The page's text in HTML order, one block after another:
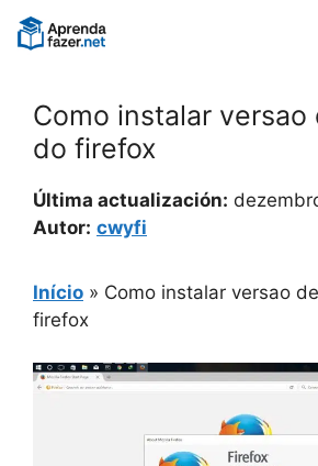
Pular
para
Como instalar
do firefox
Última actualización:
Autor: cwyfi
Início » Como instalar versao
firefox